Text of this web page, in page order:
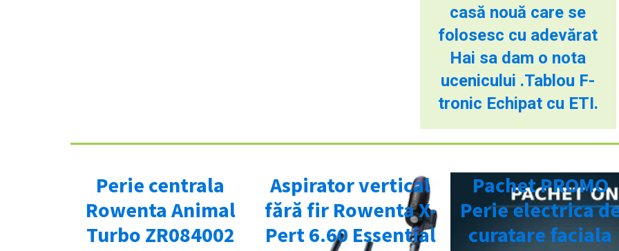
casă nouă care se
folosesc cu adevărat
Hai sa dam o nota
ucenicului .Tablou F-
tronic Echipat cu ETI.